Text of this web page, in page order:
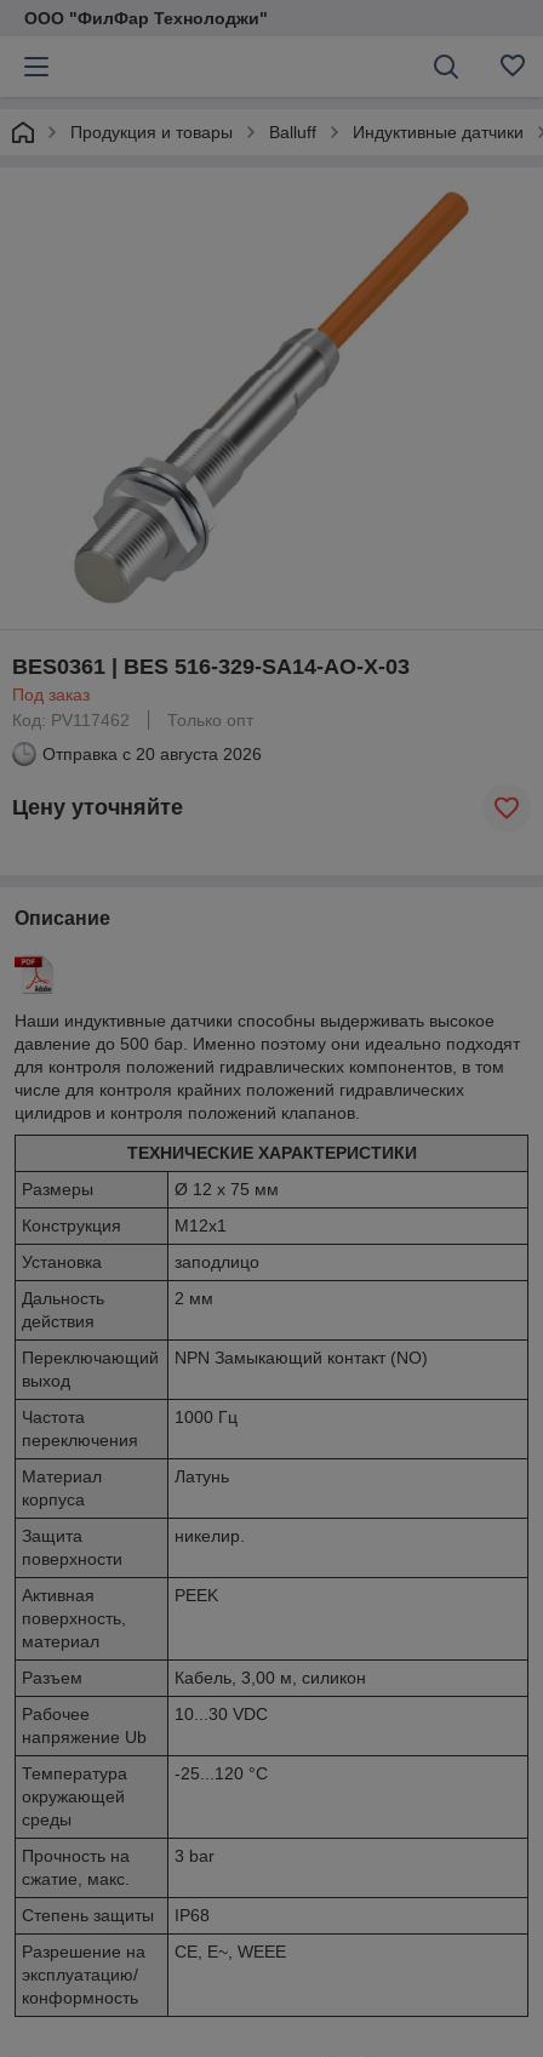
ООО "ФилФар Технолоджи"
Продукция и товары Balluff Индуктивные датчики
BES0361 | BES 516-329-SA14-AO-X-03
Под заказ
Код: PV117462
Только опт
Отправка с 20 августа 2026
Цену уточняйте
Описание
Наши индуктивные датчики способны выдерживать высокое
давление до 500 бар. Именно поэтому они идеально подходят
для контроля положений гидравлических компонентов, в том
числе для контроля крайних положений гидравлических
цилидров и контроля положений клапанов.
ТЕХНИЧЕСКИЕ ХАРАКТЕРИСТИКИ
Размеры
Ø 12 x 75 мм
Конструкция
M12x1
Установка
заподлицо
Дальность
действия
2 мм
Переключающий
выход
NPN Замыкающий контакт (NO)
Частота
переключения
1000 Гц
Материал
корпуса
Латунь
Защита
поверхности
никелир.
Активная
поверхность,
материал
PEEK
Разъем
Кабель, 3,00 м, силикон
Рабочее
напряжение Ub
10...30 VDC
Температура
окружающей
среды
-25...120 °C
Прочность на
сжатие, макс.
3 bar
Степень защиты
IP68
Разрешение на
эксплуатацию/
конформность
CE, E~, WEEE